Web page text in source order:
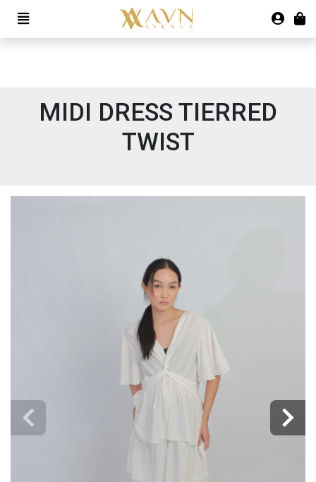
MIDI DRESS TIERRED
TWIST